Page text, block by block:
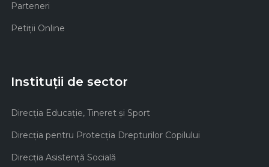
Parteneri
Petiții Online
Instituții de sector
Direcţia Educaţie, Tineret şi Sport
Direcţia pentru Protecţia Drepturilor Copilului
Direcţia Asistenţă Socială